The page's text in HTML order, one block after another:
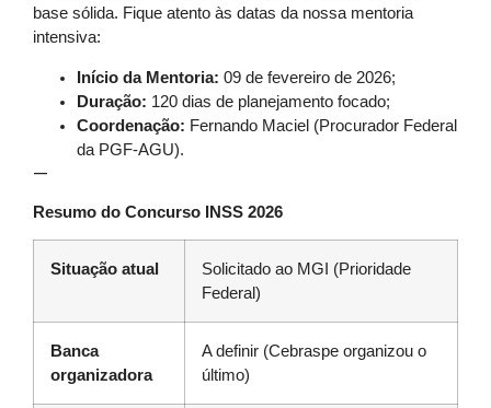
base sólida. Fique atento às datas da nossa mentoria
intensiva:
Início da Mentoria: 09 de fevereiro de 2026;
Duração: 120 dias de planejamento focado;
Coordenação: Fernando Maciel (Procurador Federal
da PGF-AGU).
—
Resumo do Concurso INSS 2026
Situação atual
Solicitado ao MGI (Prioridade
Federal)
Banca
organizadora
A definir (Cebraspe organizou o
último)